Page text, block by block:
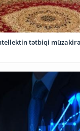
tətbiqi